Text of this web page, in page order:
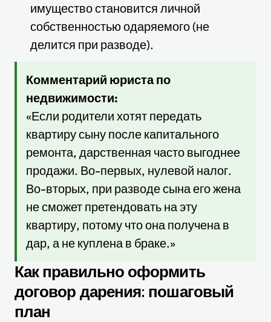
имущество становится личной
собственностью одаряемого (не
делится при разводе).
Комментарий юриста по
недвижимости:
«Если родители хотят передать
квартиру сыну после капитального
ремонта, дарственная часто выгоднее
продажи. Во-первых, нулевой налог.
Во-вторых, при разводе сына его жена
не сможет претендовать на эту
квартиру, потому что она получена в
дар, а не куплена в браке.»
Как правильно оформить
договор дарения: пошаговый
план